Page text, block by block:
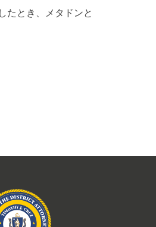
たとき、メタドンと